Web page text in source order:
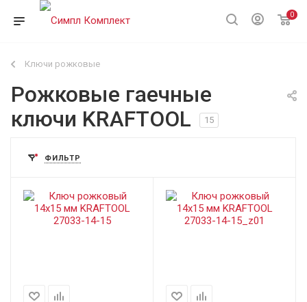
0
Ключи рожковые
Рожковые гаечные
ключи KRAFTOOL
15
ФИЛЬТР